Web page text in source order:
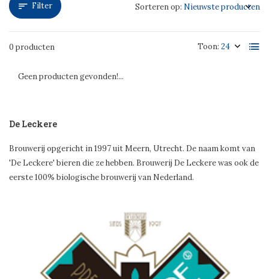
Filter
0 producten Toon:
Sorteren op:
Geen producten gevonden!...
De Leckere
Brouwerij opgericht in 1997 uit Meern, Utrecht. De naam komt van
'De Leckere' bieren die ze hebben. Brouwerij De Leckere was ook de
eerste 100% biologische brouwerij van Nederland.